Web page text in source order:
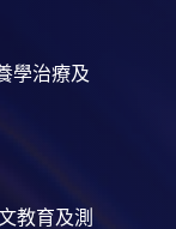
學治療及
教育及測